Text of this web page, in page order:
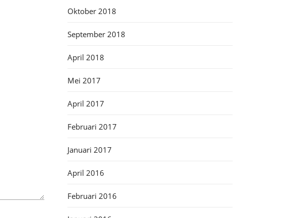
Oktober 2018
September 2018
April 2018
Mei 2017
April 2017
Februari 2017
Januari 2017
April 2016
Februari 2016